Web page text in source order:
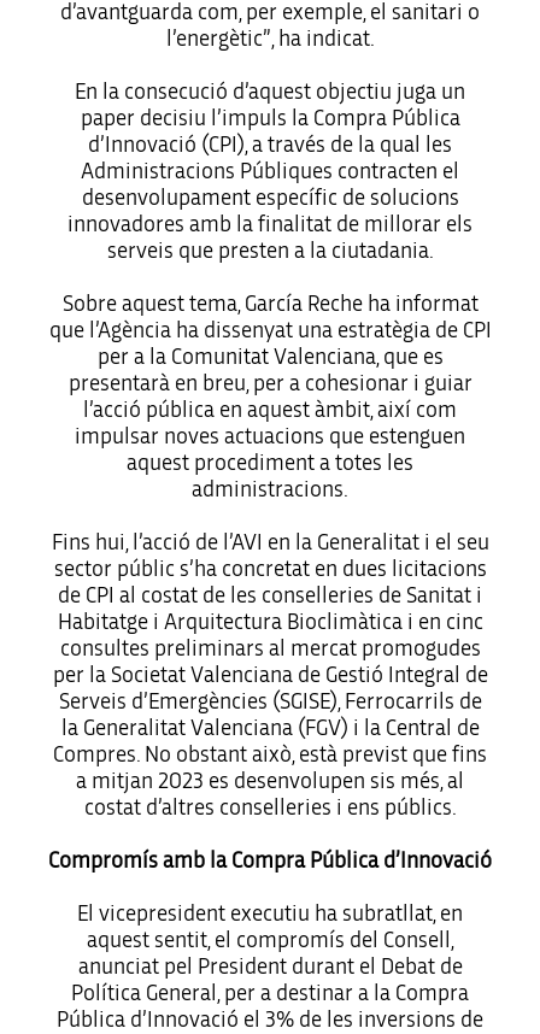
d’avantguarda com, per exemple, el sanitari o
l’energètic”, ha indicat.
En la consecució d’aquest objectiu juga un
paper decisiu l’impuls la Compra Pública
d’Innovació (CPI), a través de la qual les
Administracions Públiques contracten el
desenvolupament específic de solucions
innovadores amb la finalitat de millorar els
serveis que presten a la ciutadania.
Sobre aquest tema, García Reche ha informat
que l’Agència ha dissenyat una estratègia de CPI
per a la Comunitat Valenciana, que es
presentarà en breu, per a cohesionar i guiar
l’acció pública en aquest àmbit, així com
impulsar noves actuacions que estenguen
aquest procediment a totes les
administracions.
Fins hui, l’acció de l’AVI en la Generalitat i el seu
sector públic s’ha concretat en dues licitacions
de CPI al costat de les conselleries de Sanitat i
Habitatge i Arquitectura Bioclimàtica i en cinc
consultes preliminars al mercat promogudes
per la Societat Valenciana de Gestió Integral de
Serveis d’Emergències (SGISE), Ferrocarrils de
la Generalitat Valenciana (FGV) i la Central de
Compres. No obstant això, està previst que fins
a mitjan 2023 es desenvolupen sis més, al
costat d’altres conselleries i ens públics.
Compromís amb la Compra Pública d’Innovació
El vicepresident executiu ha subratllat, en
aquest sentit, el compromís del Consell,
anunciat pel President durant el Debat de
Política General, per a destinar a la Compra
Pública d’Innovació el 3% de les inversions de